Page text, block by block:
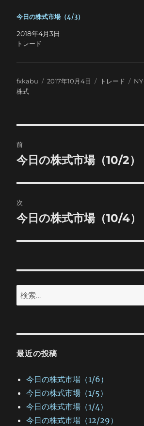
今日の株式市場（4/3）
2018年4月3日
トレード
投
稿
fxkabu
投
2017年10月4日
カ
トレード
タ
NY
株式
稿
ビ
ゲ
ー
ン
前
前
投
稿:
今日の株式市場（10/2）
次
次
投
今日の株式市場（10/4）
検
索:
最近の投稿
今日の株式市場（1/6）
今日の株式市場（1/5）
今日の株式市場（1/4）
今日の株式市場（12/29）